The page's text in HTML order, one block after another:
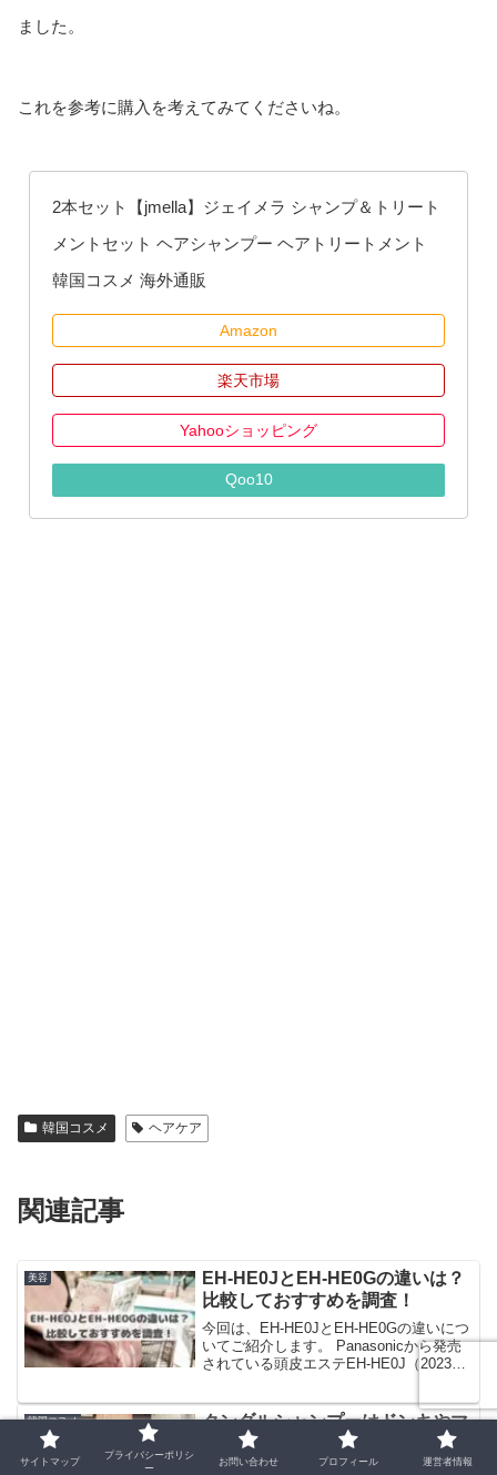
ました。
これを参考に購入を考えてみてくださいね。
2本セット【jmella】ジェイメラ シャンプ＆トリート
メントセット ヘアシャンプー ヘアトリートメント
韓国コスメ 海外通販
Amazon
楽天市場
Yahooショッピング
Qoo10
韓国コスメ ヘアケア
関連記事
美容
EH-HE0JとEH-HE0Gの違いは？
比較しておすすめを調査！
今回は、EH-HE0JとEH-HE0Gの違いにつ
いてご紹介します。 Panasonicから発売
されている頭皮エステEH-HE0J（2023年
新商品となっています。気になるのは新
旧の違いですよね。一般的に旧製品が安
くなっていますしそれで機能が違えば安
い方が良いし・・・と思いますが、自分
韓国コスメ
クンダルシャンプーはドンキやマ
ツキヨに売ってる？どこで買える
か調査！
サイトマップ
プライバシーポリシ
ー
お問い合わせ プロフィール 運営者情報